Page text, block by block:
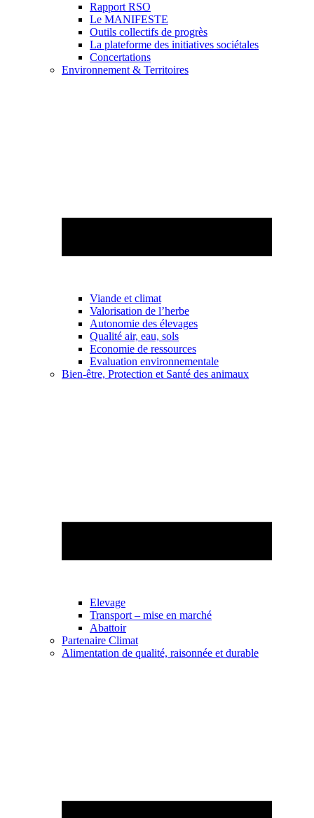
Rapport RSO
Le MANIFESTE
Outils collectifs de progrès
La plateforme des initiatives sociétales
Concertations
Environnement & Territoires
Viande et climat
Valorisation de l’herbe
Autonomie des élevages
Qualité air, eau, sols
Economie de ressources
Evaluation environnementale
Bien-être, Protection et Santé des animaux
Elevage
Transport – mise en marché
Abattoir
Partenaire Climat
Alimentation de qualité, raisonnée et durable